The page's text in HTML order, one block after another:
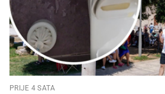
PRIJE 4 SATA